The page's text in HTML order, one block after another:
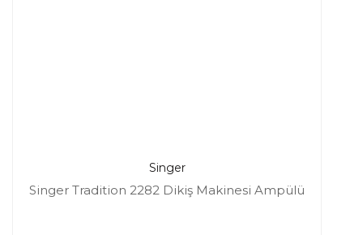
Singer
Singer Tradition 2282 Dikiş Makinesi Ampülü